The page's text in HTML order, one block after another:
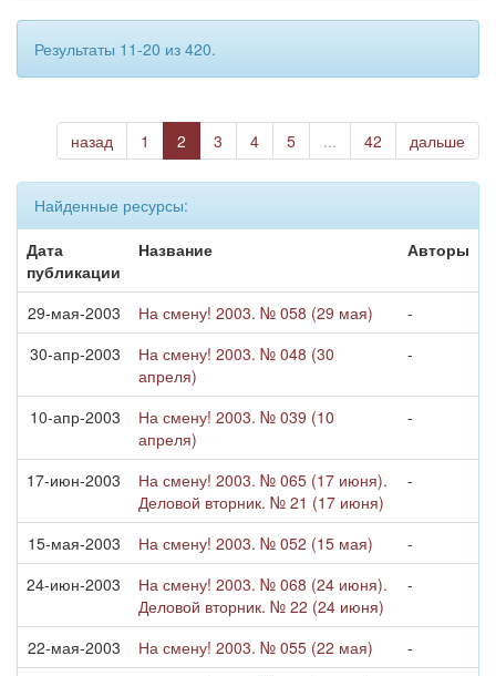
Результаты 11-20 из 420.
назад 1 2 3 4 5 ... 42 дальше
Найденные ресурсы:
Дата
публикации
Название Авторы
29-мая-2003 На смену! 2003. № 058 (29 мая)
-
30-апр-2003
На смену! 2003. № 048 (30
апреля)
-
10-апр-2003
На смену! 2003. № 039 (10
апреля)
-
17-июн-2003
На смену! 2003. № 065 (17 июня).
Деловой вторник. № 21 (17 июня)
-
15-мая-2003 На смену! 2003. № 052 (15 мая)
-
24-июн-2003
На смену! 2003. № 068 (24 июня).
Деловой вторник. № 22 (24 июня)
-
22-мая-2003 На смену! 2003. № 055 (22 мая)
-